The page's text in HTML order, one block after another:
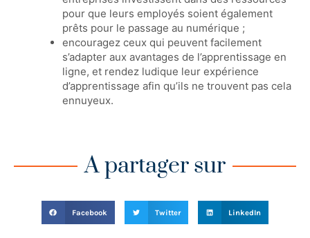
pour que leurs employés soient également
prêts pour le passage au numérique ;
encouragez ceux qui peuvent facilement
s’adapter aux avantages de l’apprentissage en
ligne, et rendez ludique leur expérience
d’apprentissage afin qu’ils ne trouvent pas cela
ennuyeux.
A partager sur
Facebook Twitter LinkedIn